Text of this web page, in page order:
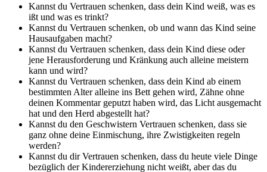
Kannst du Vertrauen schenken, dass dein Kind weiß, was es
ißt und was es trinkt?
Kannst du Vertrauen schenken, ob und wann das Kind seine
Hausaufgaben macht?
Kannst du Vertrauen schenken, dass dein Kind diese oder
jene Herausforderung und Kränkung auch alleine meistern
kann und wird?
Kannst du Vertrauen schenken, dass dein Kind ab einem
bestimmten Alter alleine ins Bett gehen wird, Zähne ohne
deinen Kommentar geputzt haben wird, das Licht ausgemacht
hat und den Herd abgestellt hat?
Kannst du den Geschwistern Vertrauen schenken, dass sie
ganz ohne deine Einmischung, ihre Zwistigkeiten regeln
werden?
Kannst du dir Vertrauen schenken, dass du heute viele Dinge
bezüglich der Kindererziehung nicht weißt, aber das du